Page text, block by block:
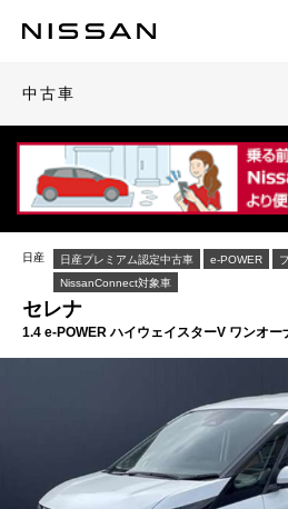
中古車
日産 日産プレミアム認定中古車 e-POWER
NissanConnect対象車
セレナ
1.4 e-POWER ハイウェイスターV ワンオ